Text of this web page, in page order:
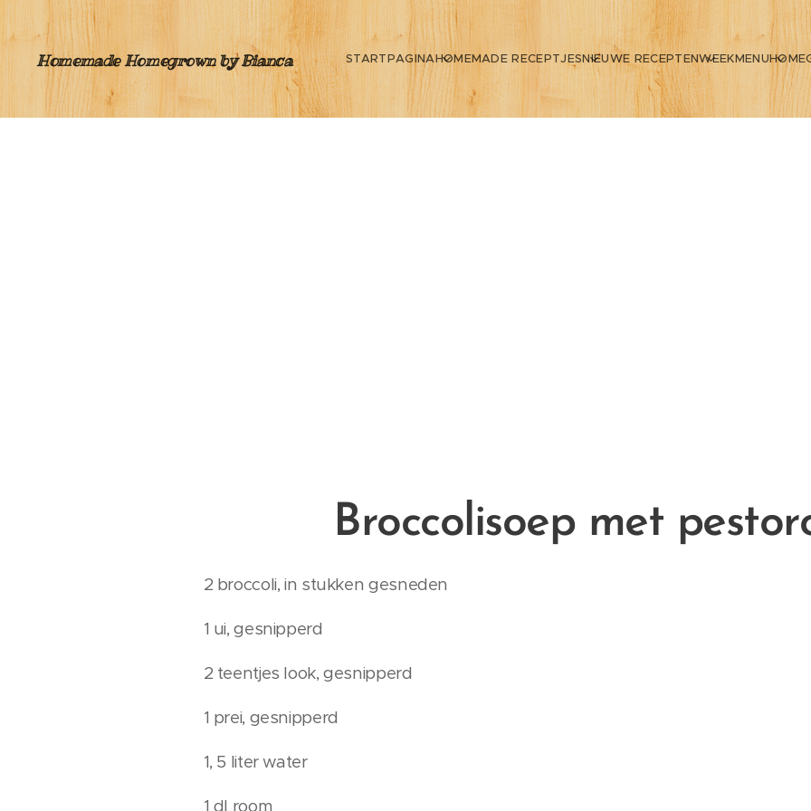
Homemade Homegrown by Bianca STARTPAGINAHOMEMADE RECEPTJESNIEUWE RECEPTENWEEKMENU
Broccolisoep met
2 broccoli, in stukken gesneden
1 ui, gesnipperd
2 teentjes look, gesnipperd
1 prei, gesnipperd
1, 5 liter water
1 dl room